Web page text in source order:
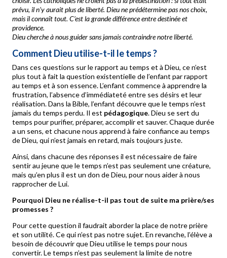
prévu, il n’y aurait plus de liberté. Dieu ne prédétermine pas nos choix,
mais il connaît tout. C’est la grande différence entre destinée et
providence.
Dieu cherche à nous guider sans jamais contraindre notre liberté.
Comment Dieu utilise-t-il le temps ?
Dans ces questions sur le rapport au temps et à Dieu, ce n’est
plus tout à fait la question existentielle de l’enfant par rapport
au temps et à son essence. L’enfant commence à apprendre la
frustration, l’absence d’immédiateté entre ses désirs et leur
réalisation. Dans la Bible, l’enfant découvre que le temps n’est
jamais du temps perdu. Il est pédagogique. Dieu se sert du
temps pour purifier, préparer, accomplir et sauver. Chaque durée
a un sens, et chacune nous apprend à faire confiance au temps
de Dieu, qui n’est jamais en retard, mais toujours juste.
Ainsi, dans chacune des réponses il est nécessaire de faire
sentir au jeune que le temps n’est pas seulement une créature,
mais qu’en plus il est un don de Dieu, pour nous aider à nous
rapprocher de Lui.
Pourquoi Dieu ne réalise-t-il pas tout de suite ma prière/ses
promesses ?
Pour cette question il faudrait aborder la place de notre prière
et son utilité. Ce qui n’est pas notre sujet. En revanche, l’élève a
besoin de découvrir que Dieu utilise le temps pour nous
convertir. Le temps n’est pas seulement la limite de notre